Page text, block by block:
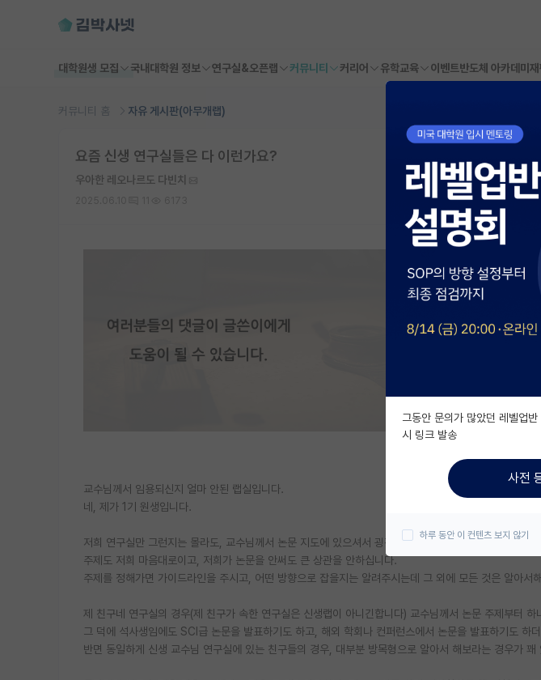
대학원생 모집 국내대학원 정보 연구실&오픈랩 커뮤니티 커리어 유학교육 이벤트반도체 아카데미
커뮤니티 홈 자유 게시판(아무개랩)
요즘 신생 연구실들은 다 이런가요?
우아한 레오나르도 다빈치
교수님께서 임용되신지 얼마 안된 랩실입니다.
네, 제가 1기 원생입니다.
저희 연구실만 그런지는 몰라도, 교수님께서 논문 지도에 있으셔서 굉장히 free한 마인드를 가지고 계신
주제도 저희 마음대로이고, 저희가 논문을 안써도 큰 상관을 안하십니다.
주제를 정해가면 가이드라인을 주시고, 어떤 방향으로 잡을지는 알려주시는데 그 외에 모든 것은 알아서
제 친구네 연구실의 경우(제 친구가 속한 연구실은 신생랩이 아니긴합니다) 교수님께서 논문 주제부터
그 덕에 석사생임에도 SCI급 논문을 발표하기도 하고, 해외 학회나 컨퍼런스에서 논문을 발표하기도 하
반면 동일하게 신생 교수님 연구실에 있는 친구들의 경우, 대부분 방목형으로 알아서 해보라는 경우가 꽤
그동안 문의가 많았던 레벨업
시 링크 발송
사전
하루 동안 이 컨텐츠 보지 않기